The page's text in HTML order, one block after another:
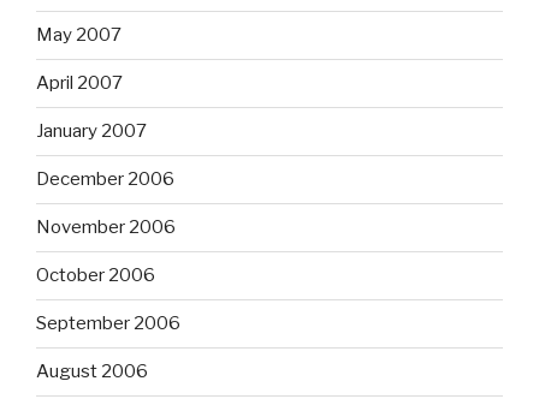
May 2007
April 2007
January 2007
December 2006
November 2006
October 2006
September 2006
August 2006